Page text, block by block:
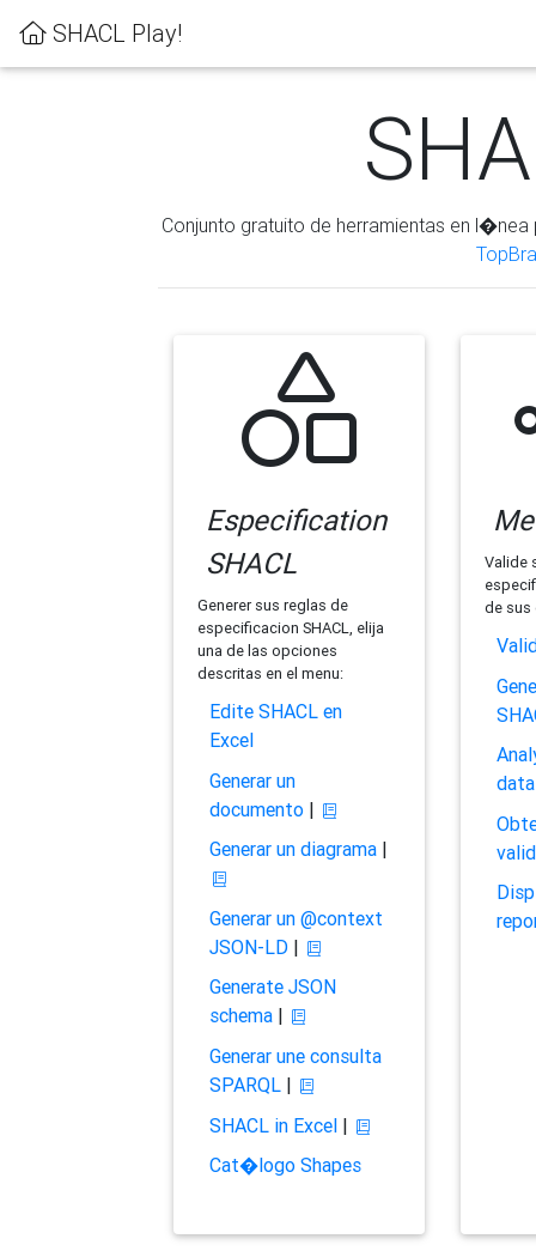
SHACL Play!
Conjunto gratuito de herramientas en
Especification
SHACL
Generer sus reglas de
especificacion SHACL, elija
una de las opciones
descritas en el menu:
Edite SHACL en
Excel
Generar un
documento|
Generar un diagrama|
Generar un @context
JSON-LD|
Generate JSON
schema|
Generar une consulta
SPARQL|
SHACL in Excel|
Cat�logo Shapes
Valide
de sus